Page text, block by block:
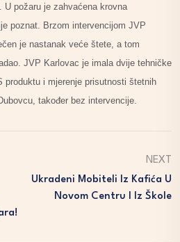
požaru je zahvaćena krovna
poznat. Brzom intervencijom JVP
je nastanak veće štete, a tom
JVP Karlovac je imala dvije tehničke
produktu i mjerenje prisutnosti štetnih
također bez intervencije.
NEXT
Ukradeni Mobiteli Iz Kafića U
Novom Centru I Iz Škole